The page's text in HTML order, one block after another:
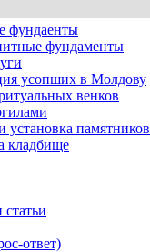
фундаенты
фундаменты
усопших в Молдову
венков
установка памятников
кладбище
ответ)